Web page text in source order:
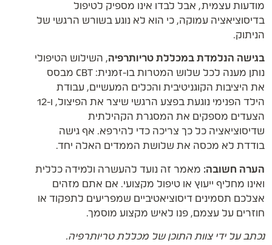
מודעות עצמית, אבל לבדו אינו מספיק לטיפול
בדיסוציאציה עמוקה, כי הוא לא נוגע בשורש הרגשי של
הניתוק.
בגישה הנלמדת במכללת טריותרפיה, השילוש הטיפולי
נותן מענה לכל שלוש המטרות בו-זמנית: CBT מבסס
את היציבות הקוגניטיבית והכלים המעשיים, עבודת
הילד הפנימי נוגעת בפצע הרגשי שיצר את הפיצול, ו-12
הצעדים מספקים את המסגרת הקהילתית
שדיסוציאציה כל כך צריכה כדי להירפא. אף גישה
בודדת לא מכסה את שלושת הממדים האלה יחד.
הערה חשובה: מאמר זה נועד להעשרה ולמידה כללית
ואינו מחליף ייעוץ או טיפול מקצועי. אם אתם מזהים
אצלכם תסמינים דיסוציאטיביים שמפריעים לתפקוד או
חוזרים על עצמם, פנו לאיש מקצוע מוסמך.
נכתב על ידי צוות התוכן של מכללת טריותרפיה.